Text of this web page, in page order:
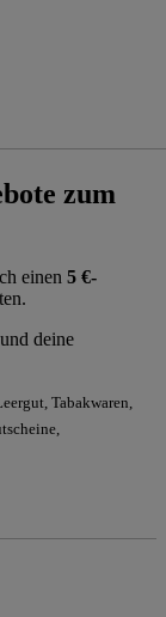
zum
einen 5 €-
deine
Tabakwaren,